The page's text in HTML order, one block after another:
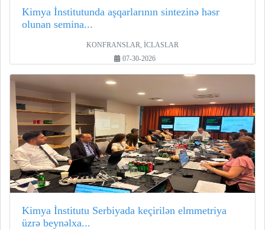
Kimya İnstitutunda aşqarlarının sintezinə həsr
olunan semina...
KONFRANSLAR, İCLASLAR
07-30-2026
Kimya İnstitutu Serbiyada keçirilən elmmetriya
üzrə beynəlxa...